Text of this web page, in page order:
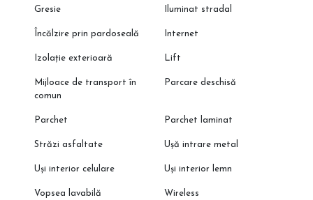
Gresie Iluminat stradal
Încălzire prin pardoseală Internet
Izolație exterioară Lift
Mijloace de transport în
comun
Parcare deschisă
Parchet Parchet laminat
Străzi asfaltate Ușă intrare metal
Uși interior celulare Uși interior lemn
Vopsea lavabilă Wireless